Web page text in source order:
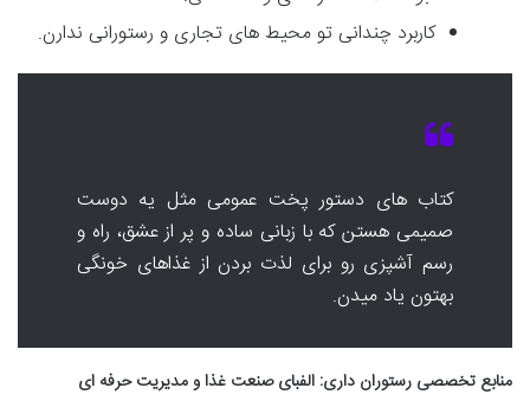
کاربرد چندانی تو محیط های تجاری و رستورانی ندارن.
کتاب های دستور پخت عمومی مثل یه دوست
صمیمی هستن که با زبانی ساده و پر از عشق، راه و
رسم آشپزی رو برای لذت بردن از غذاهای خونگی
بهتون یاد میدن.
منابع تخصصی رستوران داری: الفبای صنعت غذا و مدیریت حرفه ای